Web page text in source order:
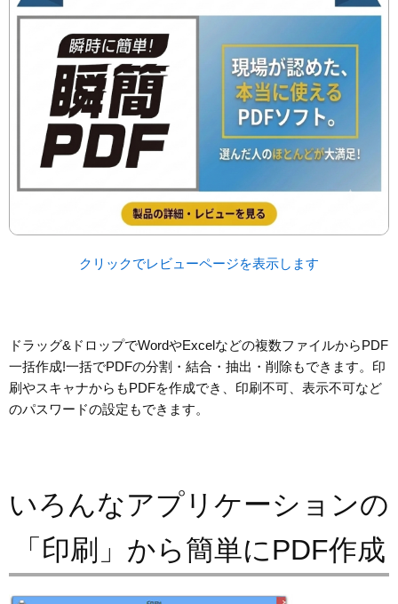
クリックでレビューページを表示します
ドラッグ&ドロップでWordやExcelなどの複数ファイルからPDF
一括作成!一括でPDFの分割・結合・抽出・削除もできます。印
刷やスキャナからもPDFを作成でき、印刷不可、表示不可など
のパスワードの設定もできます。
いろんなアプリケーションの
「印刷」から簡単にPDF作成